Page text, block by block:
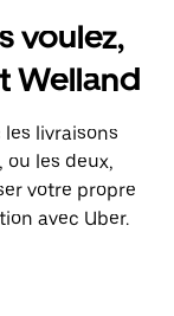
voulez,
Welland
livraisons
les deux,
votre propre
avec Uber.